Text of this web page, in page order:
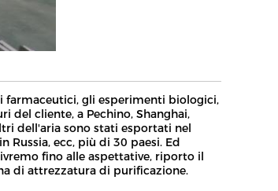
gli esperimenti biologici,
cliente, a Pechino, Shanghai,
dell'aria sono stati esportati nel
Russia, ecc, più di 30 paesi. Ed
fino alle aspettative, riporto il
di attrezzatura di purificazione.